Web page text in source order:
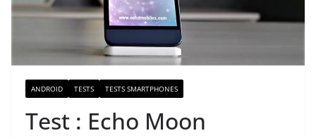
ANDROID TESTS TESTS SMARTPHONES
Test : Echo Moon